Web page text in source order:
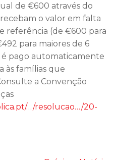
de €600 através do
o valor em falta
referência (de €600 para
para maiores de 6
pago automaticamente
às famílias que
a Convenção
…/resolucao…/20-